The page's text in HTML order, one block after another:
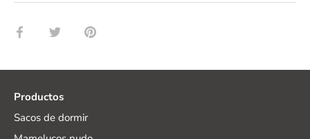
CompartirTuitear Hacer
Productos
Sacos de dormir